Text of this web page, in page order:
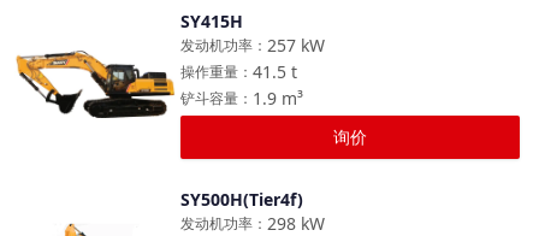
SY415H
257 kW
发动机功率 ：
41.5 t
操作重量 ：
1.9 m³
铲斗容量 ：
询价
SY500H(Tier4f)
298 kW
发动机功率 ：